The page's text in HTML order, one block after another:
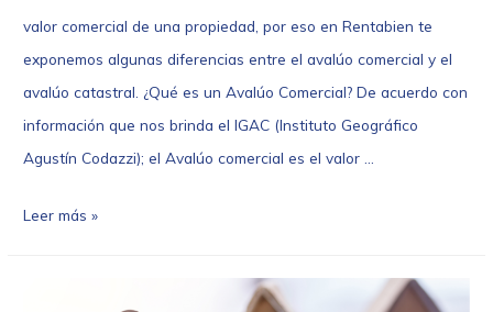
valor comercial de una propiedad, por eso en Rentabien te
exponemos algunas diferencias entre el avalúo comercial y el
avalúo catastral. ¿Qué es un Avalúo Comercial? De acuerdo con
información que nos brinda el IGAC (Instituto Geográfico
Agustín Codazzi); el Avalúo comercial es el valor …
Leer más »